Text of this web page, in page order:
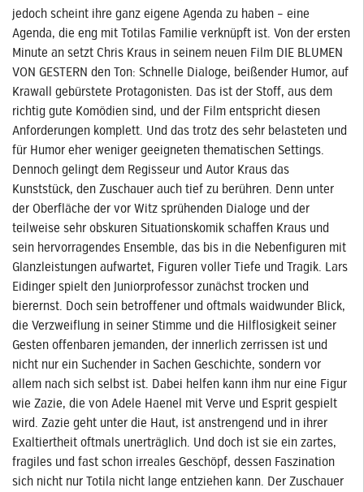
jedoch scheint ihre ganz eigene Agenda zu haben – eine
Agenda, die eng mit Totilas Familie verknüpft ist. Von der ersten
Minute an setzt Chris Kraus in seinem neuen Film DIE BLUMEN
VON GESTERN den Ton: Schnelle Dialoge, beißender Humor, auf
Krawall gebürstete Protagonisten. Das ist der Stoff, aus dem
richtig gute Komödien sind, und der Film entspricht diesen
Anforderungen komplett. Und das trotz des sehr belasteten und
für Humor eher weniger geeigneten thematischen Settings.
Dennoch gelingt dem Regisseur und Autor Kraus das
Kunststück, den Zuschauer auch tief zu berühren. Denn unter
der Oberfläche der vor Witz sprühenden Dialoge und der
teilweise sehr obskuren Situationskomik schaffen Kraus und
sein hervorragendes Ensemble, das bis in die Nebenfiguren mit
Glanzleistungen aufwartet, Figuren voller Tiefe und Tragik. Lars
Eidinger spielt den Juniorprofessor zunächst trocken und
bierernst. Doch sein betroffener und oftmals waidwunder Blick,
die Verzweiflung in seiner Stimme und die Hilflosigkeit seiner
Gesten offenbaren jemanden, der innerlich zerrissen ist und
nicht nur ein Suchender in Sachen Geschichte, sondern vor
allem nach sich selbst ist. Dabei helfen kann ihm nur eine Figur
wie Zazie, die von Adele Haenel mit Verve und Esprit gespielt
wird. Zazie geht unter die Haut, ist anstrengend und in ihrer
Exaltiertheit oftmals unerträglich. Und doch ist sie ein zartes,
fragiles und fast schon irreales Geschöpf, dessen Faszination
sich nicht nur Totila nicht lange entziehen kann. Der Zuschauer